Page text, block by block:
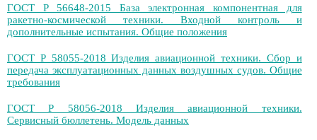
ГОСТ Р 56648-2015 База электронная компонентная для
ракетно-космической техники. Входной контроль и
дополнительные испытания. Общие положения
ГОСТ Р 58055-2018 Изделия авиационной техники. Сбор и
передача эксплуатационных данных воздушных судов. Общие
требования
ГОСТ Р 58056-2018 Изделия авиационной техники.
Сервисный бюллетень. Модель данных